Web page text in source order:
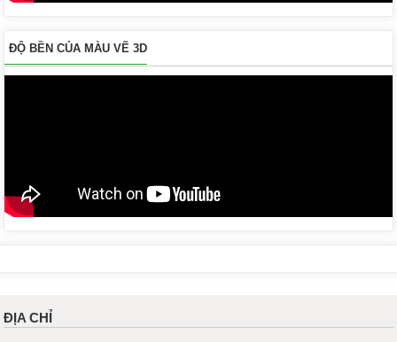
ĐỘ BỀN CỦA MÀU VẼ 3D
ĐỊA CHỈ